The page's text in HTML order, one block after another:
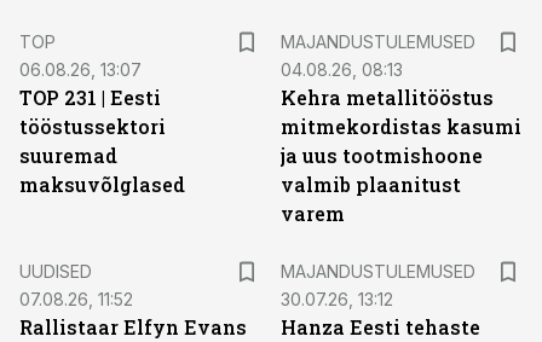
TOP
06.08.26, 13:07
TOP 231 | Eesti
tööstussektori
suuremad
maksuvõlglased
MAJANDUSTULEMUSED
04.08.26, 08:13
Kehra metallitööstus
mitmekordistas kasumi
ja uus tootmishoone
valmib plaanitust
varem
UUDISED
07.08.26, 11:52
Rallistaar Elfyn Evans
MAJANDUSTULEMUSED
30.07.26, 13:12
Hanza Eesti tehaste